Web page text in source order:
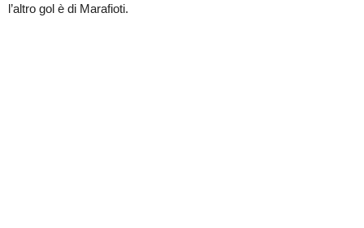
l’altro gol è di Marafioti.